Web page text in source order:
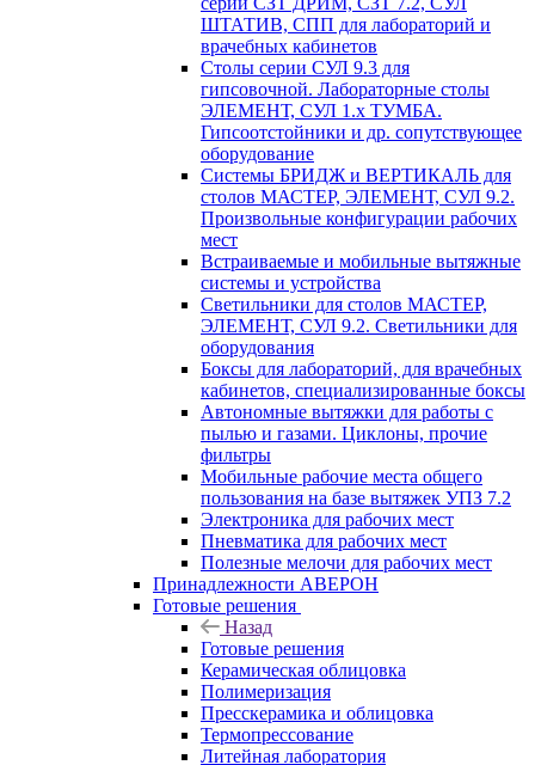
ШТАТИВ, СПП для лабораторий и
врачебных кабинетов
Столы серии СУЛ 9.3 для
гипсовочной. Лабораторные столы
ЭЛЕМЕНТ, СУЛ 1.х ТУМБА.
Гипсоотстойники и др. сопутствующее
оборудование
Системы БРИДЖ и ВЕРТИКАЛЬ для
столов МАСТЕР, ЭЛЕМЕНТ, СУЛ 9.2.
Произвольные конфигурации рабочих
мест
Встраиваемые и мобильные вытяжные
системы и устройства
Светильники для столов МАСТЕР,
ЭЛЕМЕНТ, СУЛ 9.2. Светильники для
оборудования
Боксы для лабораторий, для врачебных
кабинетов, специализированные боксы
Автономные вытяжки для работы с
пылью и газами. Циклоны, прочие
фильтры
Мобильные рабочие места общего
пользования на базе вытяжек УПЗ 7.2
Электроника для рабочих мест
Пневматика для рабочих мест
Полезные мелочи для рабочих мест
Принадлежности АВЕРОН
Готовые решения
Назад
Готовые решения
Керамическая облицовка
Полимеризация
Пресскерамика и облицовка
Термопрессование
Литейная лаборатория